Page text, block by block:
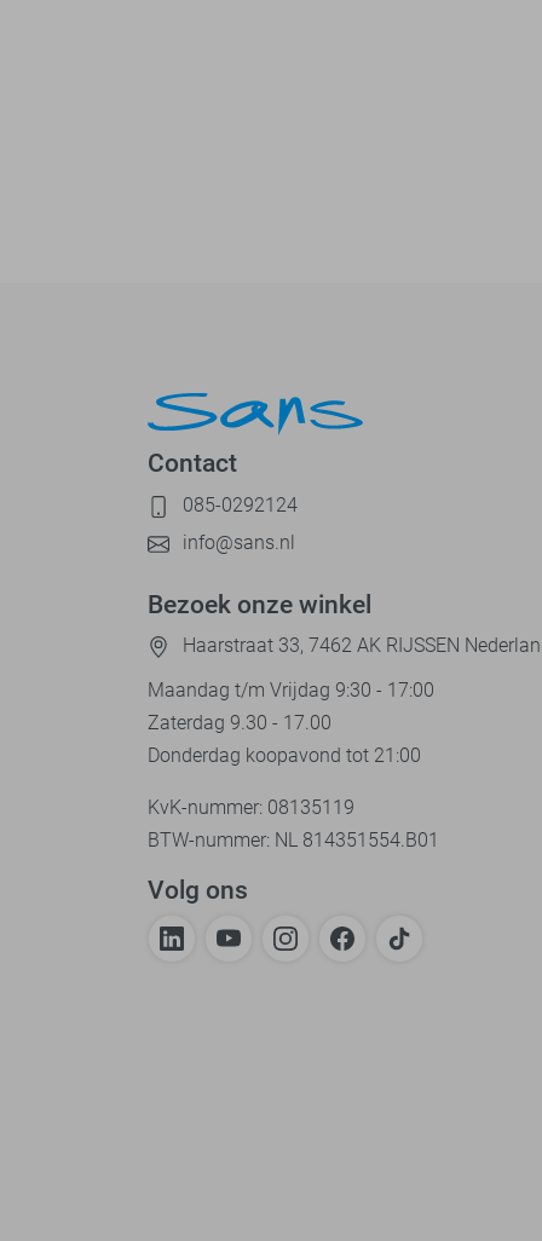
Contact
085-0292124
info@sans.nl
Bezoek onze winkel
Haarstraat 33, 7462 AK RIJSSEN
Maandag t/m Vrijdag 9:30 - 17:00
Zaterdag 9.30 - 17.00
Donderdag koopavond tot 21:00
KvK-nummer: 08135119
BTW-nummer: NL 814351554.B01
Volg ons